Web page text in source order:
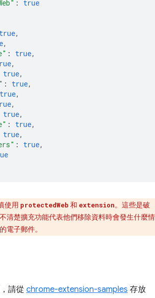
:
true
true,
,
: true,
,
true,
: true,
true,
,
true,
: true,
true,
: true,
使用 protectedWeb 和 extension。這些是破
清楚擴充功能代表他們移除資料時會發生什麼情
電子郵件。
請從 chrome-extension-samples 存放